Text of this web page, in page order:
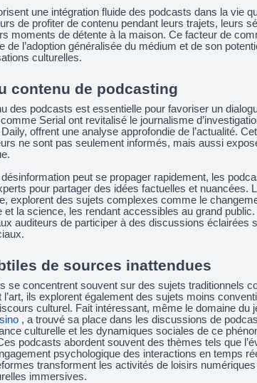
une intégration fluide des podcasts dans la vie
de profiter de contenu pendant leurs trajets, leurs
moments de détente à la maison. Ce facteur de
de l’adoption généralisée du médium et de son
culturelles.
contenu de podcasting
des podcasts est essentielle pour favoriser un
Serial ont revitalisé le journalisme
offrent une analyse approfondie de l’actualité.
ne sont pas seulement informés, mais aussi
peut se propager rapidement, les
pour partager des idées factuelles et nuancées.
explorent des sujets complexes comme le
et la science, les rendant accessibles au grand
auditeurs de participer à des discussions éclairées
de sources inattendues
se concentrent souvent sur des sujets traditionnels
l’art, ils explorent également des sujets moins
culturel. Fait intéressant, même le domaine du
, a trouvé sa place dans les discussions de
culturelle et les dynamiques sociales de ce
podcasts abordent souvent des thèmes tels que
psychologique des interactions en temps
transforment les activités de loisirs
immersives.